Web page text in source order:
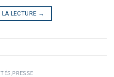
LECTURE →
,PRESSE